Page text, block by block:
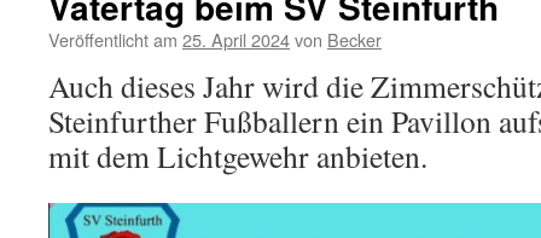
Veröffentlicht am 25. April 2024von Becker
Auch dieses Jahr wird die
Steinfurther Fußballern ein Pavillon
mit dem Lichtgewehr anbieten.